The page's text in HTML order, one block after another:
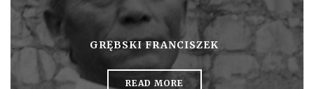
GRĘBSKI FRANCISZEK
READ MORE